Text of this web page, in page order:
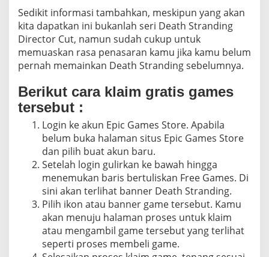
Sedikit informasi tambahkan, meskipun yang akan
kita dapatkan ini bukanlah seri Death Stranding
Director Cut, namun sudah cukup untuk
memuaskan rasa penasaran kamu jika kamu belum
pernah memainkan Death Stranding sebelumnya.
Berikut cara klaim gratis games
tersebut :
Login ke akun Epic Games Store. Apabila
belum buka halaman situs Epic Games Store
dan pilih buat akun baru.
Setelah login gulirkan ke bawah hingga
menemukan baris bertuliskan Free Games. Di
sini akan terlihat banner Death Stranding.
Pilih ikon atau banner game tersebut. Kamu
akan menuju halaman proses untuk klaim
atau mengambil game tersebut yang terlihat
seperti proses membeli game.